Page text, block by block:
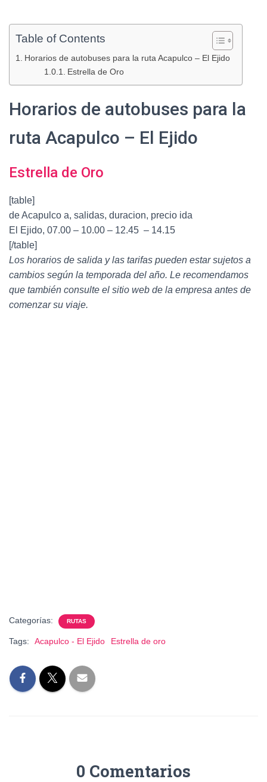
Table of Contents
Horarios de autobuses para la ruta Acapulco – El Ejido
Estrella de Oro
Horarios de autobuses para la
ruta Acapulco – El Ejido
Estrella de Oro
[table]
de Acapulco a, salidas, duracion, precio ida
El Ejido, 07.00 – 10.00 – 12.45 – 14.15
[/table]
Los horarios de salida y las tarifas pueden estar sujetos a
cambios según la temporada del año. Le recomendamos
que también consulte el sitio web de la empresa antes de
comenzar su viaje.
Categorías: RUTAS
Tags: Acapulco - El Ejido Estrella de oro
0 Comentarios